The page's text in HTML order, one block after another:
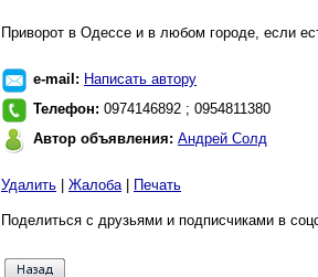
Приворот в Одессе и в любом городе, если
e-mail: Написать автору
Телефон: 0974146892 ; 0954811380
Автор объявления: Андрей Солд
Удалить Жалоба| Печать
Поделиться с друзьями и подписчиками в